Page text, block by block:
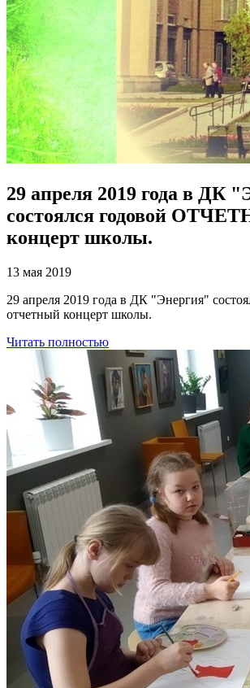
29 апреля 2019 года в ДК
состоялся годовой
концерт школы.
13 мая 2019
29 апреля 2019 года в ДК "Энергия"
отчетный концерт школы.
Читать полностью